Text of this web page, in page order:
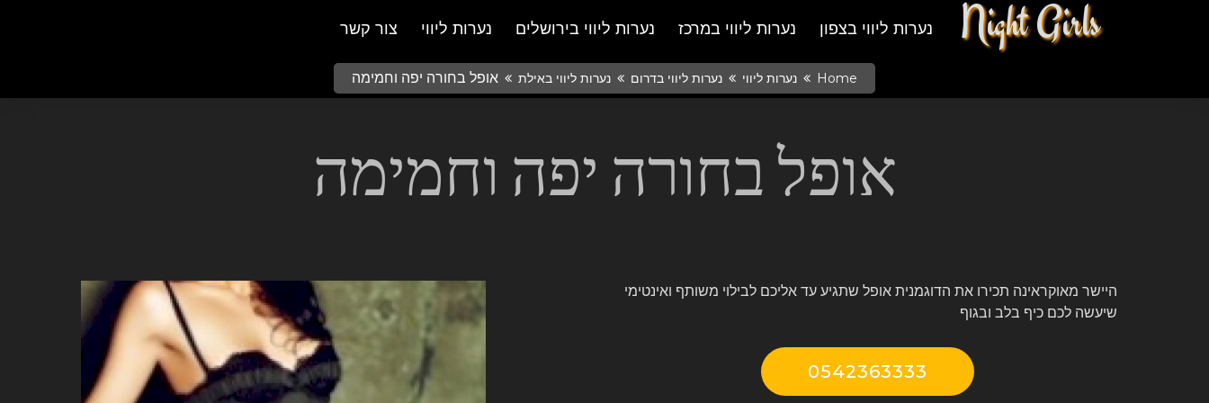
Night Girls צור קשר נערות ליווי נערות ליווי בירושלים נערות ליווי במרכז נערות ליווי בצפון
Home נערות ליווי נערות ליווי בדרום נערות ליווי באילת אופל בחורה יפה וחמימה
אופל בחורה יפה וחמימה
היישר מאוקראינה תכירו את הדוגמנית אופל שתגיע עד אליכם לבילוי משותף ואינטימי
שיעשה לכם כיף בלב ובגוף
0542363333